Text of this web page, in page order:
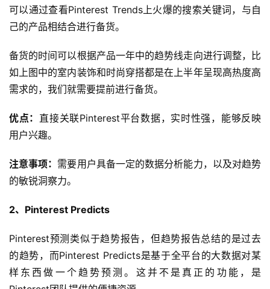
首
全
开
店
可以通过查看Pinterest Trends上火爆的搜索关键词，与自
己的产品相结合进行备货。
备货的时间可以根据产品一年中的趋势线走向进行调整，比
如上图中的室内装饰和时尚穿搭都是在上半年呈现高热度高
需求的，我们就需要提前进行备货。
优点： 直接关联Pinterest平台数据，实时性强，能够反映
用户兴趣。
注意事项： 需要用户具备一定的数据分析能力，以及对趋势
的敏锐洞察力。
2、Pinterest Predicts
Pinterest预测类似于趋势报告，但趋势报告总结的是过去
的趋势，而Pinterest Predicts是基于全平台的大数据对某
样东西做一个趋势预测。这并不是真正的功能，是